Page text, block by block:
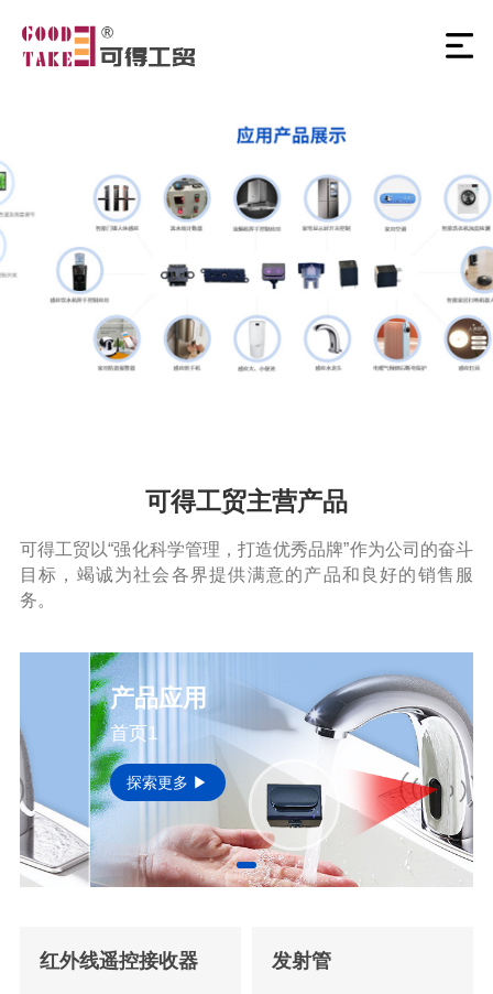
可得工贸主营产品
可得工贸以“强化科学管理，打造优秀品牌”作为公司的奋斗
目标，竭诚为社会各界提供满意的产品和良好的销售服
务。
产品应用
探索更多 ▶
红外线遥控接收器 发射管